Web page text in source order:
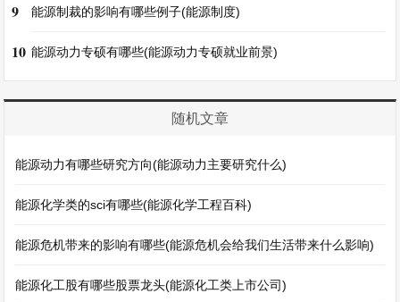
9 能源制裁的影响有哪些例子(能源制度)
10 能源动力专硕有哪些(能源动力专硕就业前景)
随机文章
能源动力有哪些研究方向(能源动力主要研究什么)
能源化学类的sci有哪些(能源化学工程百科)
能源危机带来的影响有哪些(能源危机会给我们生活带来什么影响)
能源化工股有哪些股票龙头(能源化工类上市公司)